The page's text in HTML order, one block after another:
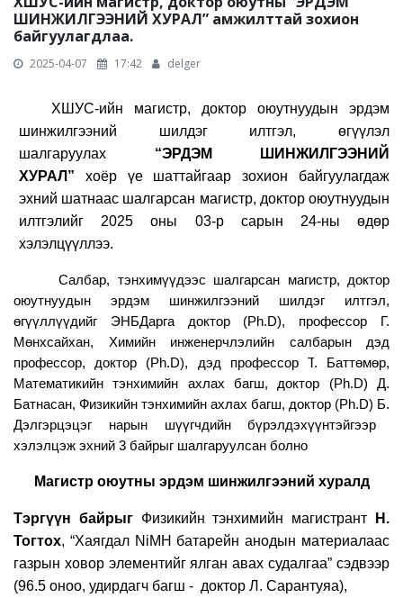
ШИНЖИЛГЭЭНИЙ ХУРАЛ” амжилттай зохион
байгуулагдлаа.
2025-04-07 17:42 delger
ХШУС-ийн магистр, доктор оюутнуудын эрдэм
шинжилгээний шилдэг илтгэл, өгүүлэл
шалгаруулах “ЭРДЭМ ШИНЖИЛГЭЭНИЙ
ХУРАЛ” хоёр үе шаттайгаар зохион байгуулагдаж
эхний шатнаас шалгарсан магистр, доктороюутнуудын
илтгэлийг 2025 оны 03-р сарын 24-ны өдөр
хэлэлцүүллээ.
Салбар, тэнхимүүдээс шалгарсан магистр, доктор
оюутнуудын эрдэм шинжилгээний шилдэг илтгэл,
өгүүллүүдийг ЭНБДарга доктор (Ph.D), профессор Г.
Мөнхсайхан, Химийн инженерчлэлийн салбарын дэд
профессор, доктор (Ph.D), дэд профессор Т. Баттөмөр,
Математикийн тэнхимийн ахлах багш, доктор (Ph.D)Д.
Батнасан, Физикийн тэнхимийн ахлах багш, доктор (Ph.D) Б.
Дэлгэрцэцэг нарын шүүгчдийн бүрэлдэхүүнтэйгээр
хэлэлцэж эхний 3 байрыг шалгаруулсан болно
Магистр оюутны эрдэм шинжилгээний хуралд
Тэргүүн байрыгФизикийн тэнхимийн магистрант Н .
Тогтох, “Хаягдал NiMH батарейн анодын материалаас
газрын ховор элементийг ялган авах судалгаа” сэдвээр
(96.5 оноо, удирдагч багш - доктор Л. Сарантуяа),